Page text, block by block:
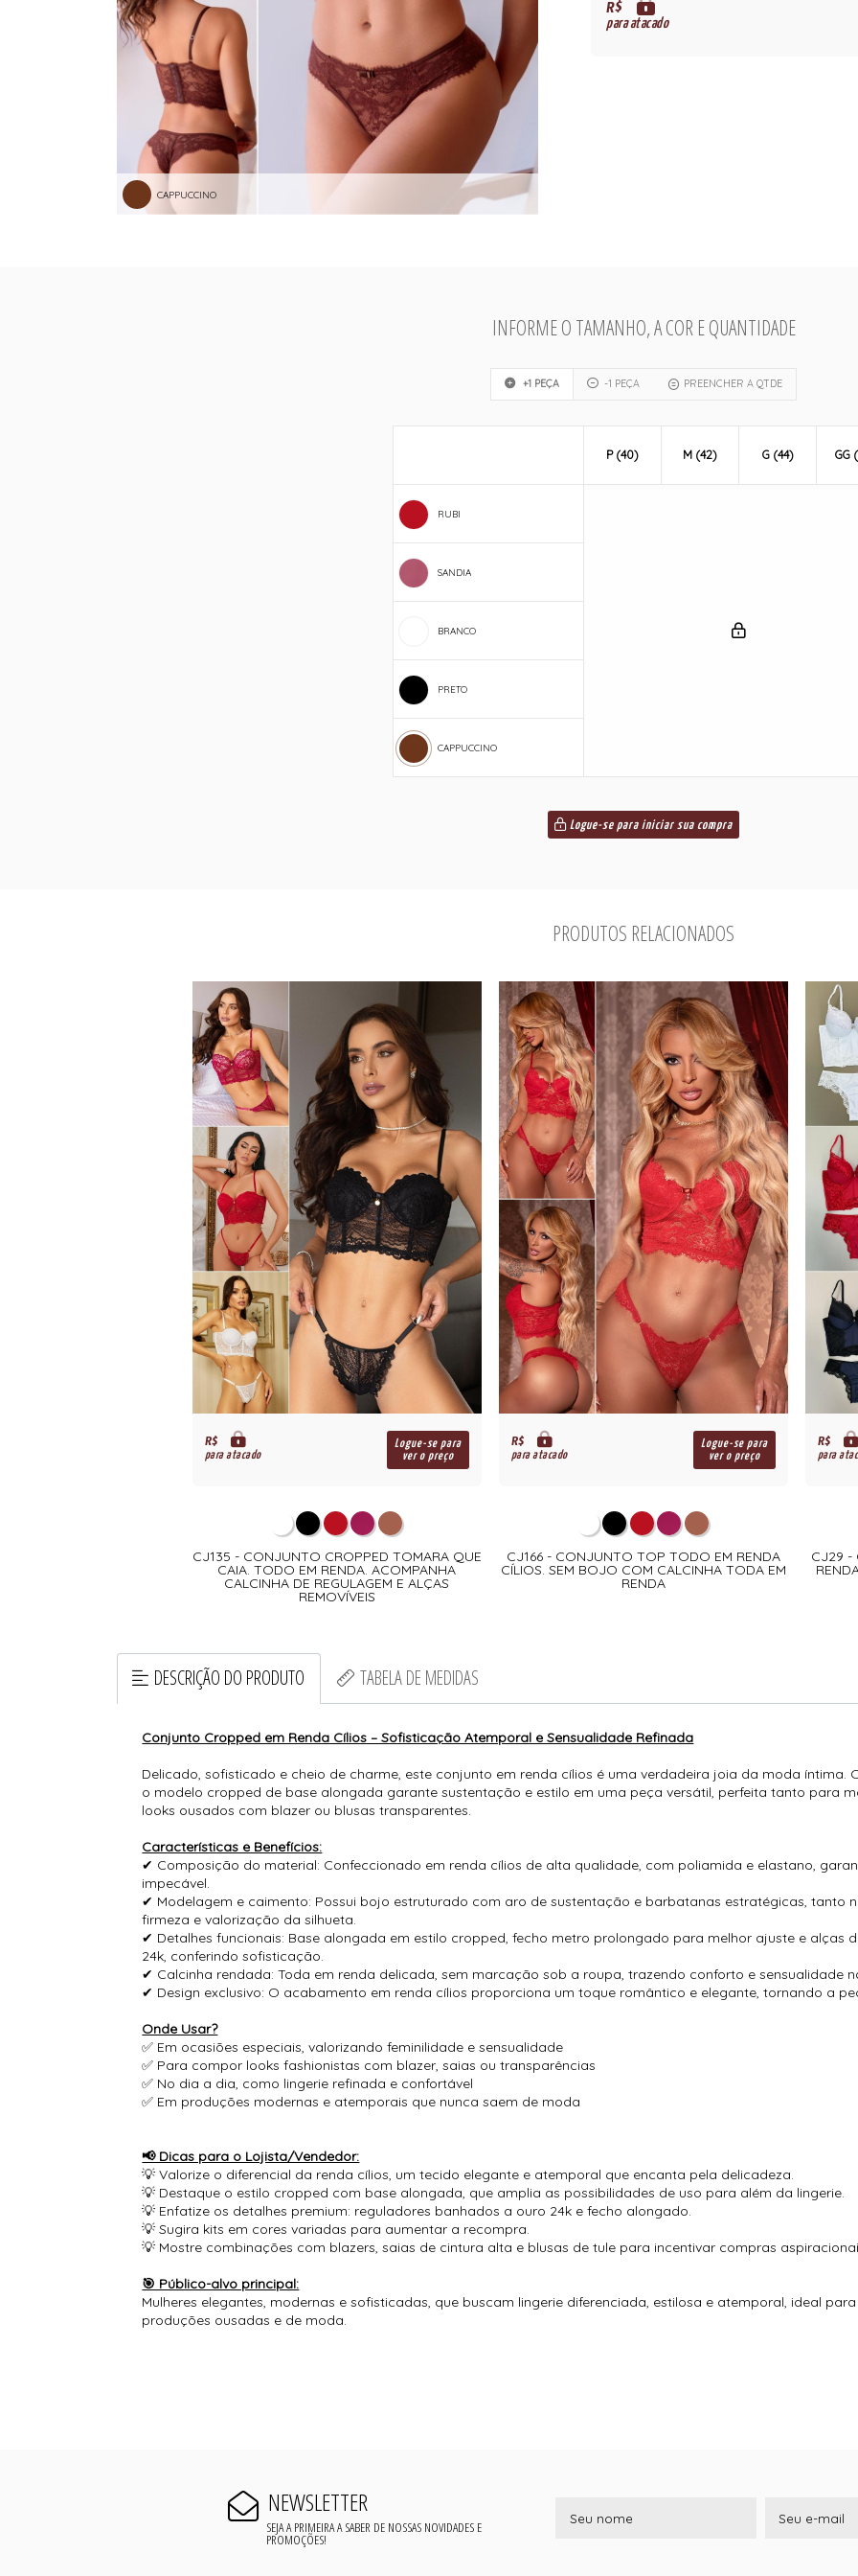
CAPPUCCINO
R$
para atacado
INFORME O TAMANHO, A COR E QUANTIDADE
+1 PEÇA -1 PEÇA PREENCHER A QTDE
RUBI
SANDIA
BRANCO
PRETO
CAPPUCCINO
P (40) M (42) G (44) GG
Logue-se para iniciar sua compra
PRODUTOS RELACIONADOS
R$
para atacado
Logue-se para
ver o preço
CJ135 - CONJUNTO CROPPED TOMARA QUE
CAIA. TODO EM RENDA. ACOMPANHA
CALCINHA DE REGULAGEM E ALÇAS
REMOVÍVEIS
R$
para atacado
Logue-se para
ver o preço
CJ166 - CONJUNTO TOP TODO EM RENDA
CÍLIOS. SEM BOJO COM CALCINHA TODA EM
RENDA
R$
para
CJ29 -
DESCRIÇÃO DO PRODUTO TABELA DE MEDIDAS
Conjunto Cropped em Renda Cílios – Sofisticação Atemporal e Sensualidade Refinada
Delicado, sofisticado e cheio de charme, este conjunto em renda cílios é uma verdadeira joia da moda íntima.
o modelo cropped de base alongada garante sustentação e estilo em uma peça versátil, perfeita tanto para
looks ousados com blazer ou blusas transparentes.
Características e Benefícios:
✔ Composição do material: Confeccionado em renda cílios de alta qualidade, com poliamida e elastano,
impecável.
✔ Modelagem e caimento: Possui bojo estruturado com aro de sustentação e barbatanas estratégicas, tanto
firmeza e valorização da silhueta.
✔ Detalhes funcionais: Base alongada em estilo cropped, fecho metro prolongado para melhor ajuste e alças
24k, conferindo sofisticação.
✔ Calcinha rendada: Toda em renda delicada, sem marcação sob a roupa, trazendo conforto e sensualidade
✔ Design exclusivo: O acabamento em renda cílios proporciona um toque romântico e elegante, tornando a
Onde Usar?
✅ Em ocasiões especiais, valorizando feminilidade e sensualidade
✅ Para compor looks fashionistas com blazer, saias ou transparências
✅ No dia a dia, como lingerie refinada e confortável
✅ Em produções modernas e atemporais que nunca saem de moda
📢 Dicas para o Lojista/Vendedor:
💡 Valorize o diferencial da renda cílios, um tecido elegante e atemporal que encanta pela delicadeza.
💡 Destaque o estilo cropped com base alongada, que amplia as possibilidades de uso para além da lingerie.
💡 Enfatize os detalhes premium: reguladores banhados a ouro 24k e fecho alongado.
💡 Sugira kits em cores variadas para aumentar a recompra.
💡 Mostre combinações com blazers, saias de cintura alta e blusas de tule para incentivar compras
🎯 Público-alvo principal:
Mulheres elegantes, modernas e sofisticadas, que buscam lingerie diferenciada, estilosa e atemporal, ideal
produções ousadas e de moda.
NEWSLETTER
SEJA A PRIMEIRA A SABER DE NOSSAS NOVIDADES E
PROMOÇÕES!